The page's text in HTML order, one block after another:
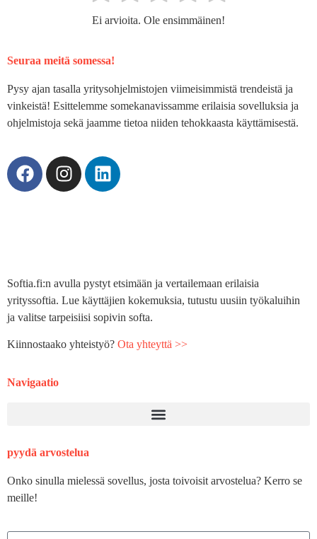
Ei arvioita. Ole ensimmäinen!
Seuraa meitä somessa!
Pysy ajan tasalla yritysohjelmistojen viimeisimmistä trendeistä ja
vinkeistä! Esittelemme somekanavissamme erilaisia sovelluksia ja
ohjelmistoja sekä jaamme tietoa niiden tehokkaasta käyttämisestä.
Softia.fi:n avulla pystyt etsimään ja vertailemaan erilaisia
yrityssoftia. Lue käyttäjien kokemuksia, tutustu uusiin työkaluihin
ja valitse tarpeisiisi sopivin softa.
Kiinnostaako yhteistyö? Ota yhteyttä >>
Navigaatio
pyydä arvostelua
Onko sinulla mielessä sovellus, josta toivoisit arvostelua? Kerro se
meille!